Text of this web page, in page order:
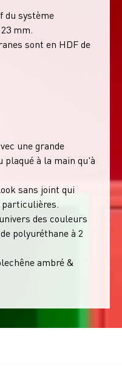
du système
mm.
sont en HDF de
une grande
plaqué à la main qu'à
sans joint qui
des couleurs
polyuréthane à 2
ambré &